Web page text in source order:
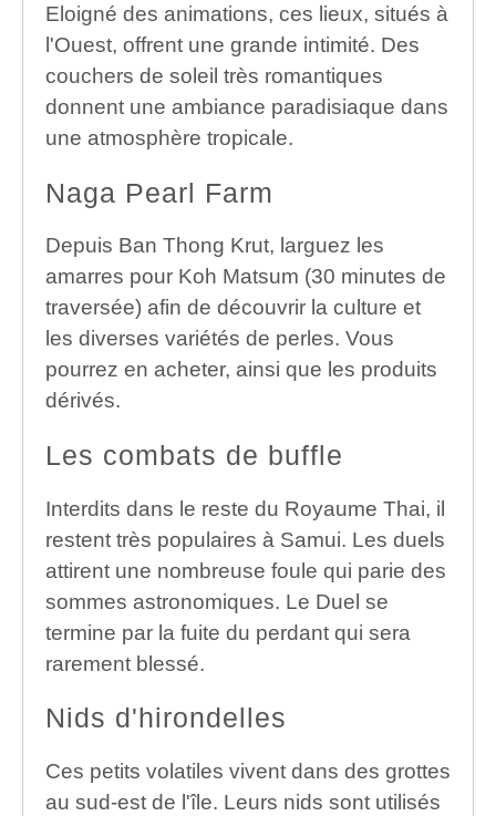
Eloigné des animations, ces lieux, situés à
l'Ouest, offrent une grande intimité. Des
couchers de soleil très romantiques
donnent une ambiance paradisiaque dans
une atmosphère tropicale.
Naga Pearl Farm
Depuis Ban Thong Krut, larguez les
amarres pour Koh Matsum (30 minutes de
traversée) afin de découvrir la culture et
les diverses variétés de perles. Vous
pourrez en acheter, ainsi que les produits
dérivés.
Les combats de buffle
Interdits dans le reste du Royaume Thai, il
restent très populaires à Samui. Les duels
attirent une nombreuse foule qui parie des
sommes astronomiques. Le Duel se
termine par la fuite du perdant qui sera
rarement blessé.
Nids d'hirondelles
Ces petits volatiles vivent dans des grottes
au sud-est de l'île. Leurs nids sont utilisés